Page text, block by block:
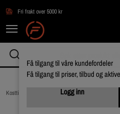
Fri frakt over 5000 kr
Få tilgang til våre kundefordeler
Få tilgang til priser, tilbud og
Logg inn
Kosttilskudd / Aminosyrer /BCAA